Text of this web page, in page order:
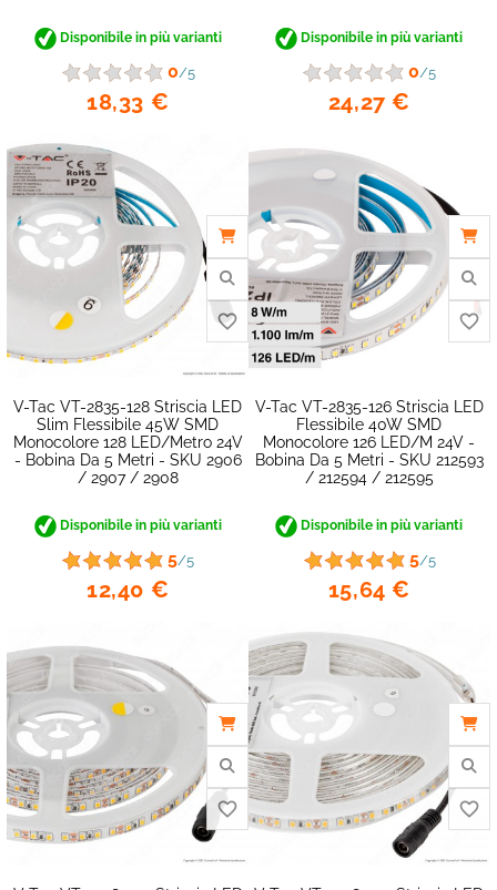
Disponibile in più varianti
0/5
18,33 €
Disponibile in più varianti
0/5
24,27 €
V-Tac VT-2835-128 Striscia LED
Slim Flessibile 45W SMD
Monocolore 128 LED/metro 24V
- Bobina Da 5 Metri - SKU 2906
/ 2907 / 2908
Disponibile in più varianti
5/5
12,40 €
V-Tac VT-2835-126 Striscia LED
Flessibile 40W SMD
Monocolore 126 LED/m 24V -
Bobina Da 5 Metri - SKU 212593
/ 212594 / 212595
Disponibile in più varianti
5/5
15,64 €